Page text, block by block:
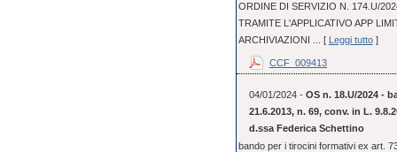
ORDINE DI SERVIZIO N. 174.U/
TRAMITE L'APPLICATIVO APP
ARCHIVIAZIONI ... [ Leggi tutto]
CCF_009413
04/01/2024 - OS n. 18.U/2024 -
21.6.2013, n. 69, conv. in L.
d.ssa Federica Schettino
bando per i tirocini formativi ex art.